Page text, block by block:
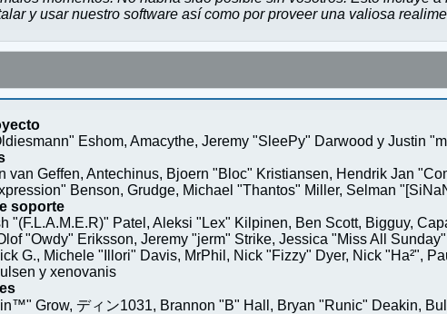
y usar nuestro software así como por proveer una valiosa
Eshom, Amacythe, Jeremy "SleePy" Darwood y Justin
van Geffen, Antechinus, Bjoern "Bloc" Kristiansen, Hendrik Jan
Benson, Grudge, Michael "Thantos" Miller, Selman
soporte
"(F.L.A.M.E.R)" Patel, Aleksi "Lex" Kilpinen, Ben Scott, Bigguy,
"Owdy" Eriksson, Jeremy "jerm" Strike, Jessica "Miss All
G., Michele "Illori" Davis, MrPhil, Nick "Fizzy" Dyer, Nick "Ha²",
y xenovanis
Grow, ディン1031, Brannon "B" Hall, Bryan "Runic" Deakin,